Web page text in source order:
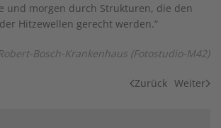
und morgen durch Strukturen, die den
Hitzewellen gerecht werden.“
Bosch-Krankenhaus (Fotostudio-M42)
Zurück Weiter